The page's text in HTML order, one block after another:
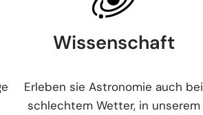
Wissenschaft
Erleben sie Astronomie auch bei
schlechtem Wetter, in unserem